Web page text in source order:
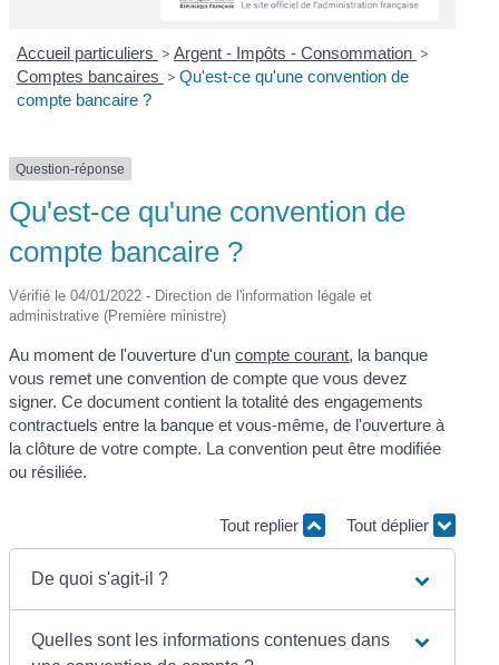
Accueil particuliers > Argent - Impôts - Consommation >
Comptes bancaires > Qu'est-ce qu'une convention de
compte bancaire ?
Question-réponse
Qu'est-ce qu'une convention de
compte bancaire ?
Vérifié le 04/01/2022 - Direction de l'information légale et
administrative (Première ministre)
Au moment de l'ouverture d'uncompte courant, la banque
vous remet une convention de compte que vous devez
signer. Ce document contient la totalité des engagements
contractuels entre la banque et vous-même, de l'ouverture à
la clôture de votre compte. La convention peut être modifiée
ou résiliée.
Tout replier Tout déplier
De quoi s'agit-il ?
Quelles sont les informations contenues dans